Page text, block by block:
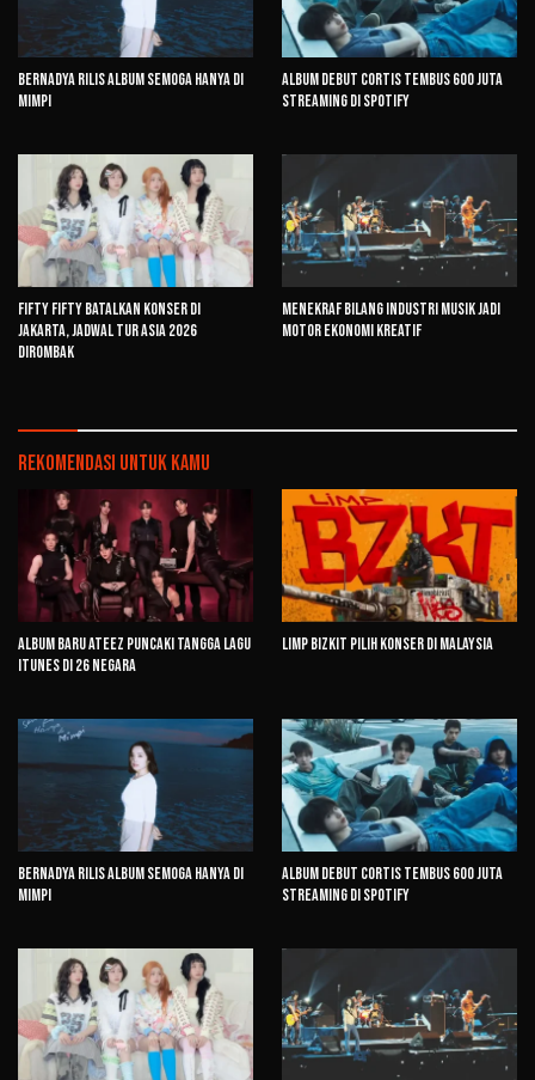
Bernadya Rilis Album Semoga Hanya di
Mimpi
Album Debut CORTIS Tembus 600 Juta
Streaming di Spotify
FIFTY FIFTY Batalkan Konser di
Jakarta, Jadwal Tur Asia 2026
Dirombak
Menekraf Bilang Industri Musik Jadi
Motor Ekonomi Kreatif
Rekomendasi untuk kamu
Album Baru ATEEZ Puncaki Tangga Lagu
iTunes di 26 Negara
Limp Bizkit Pilih Konser di Malaysia
Bernadya Rilis Album Semoga Hanya di
Mimpi
Album Debut CORTIS Tembus 600 Juta
Streaming di Spotify